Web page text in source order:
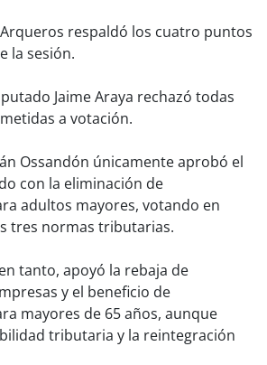
respaldó los cuatro puntos
la sesión.
Jaime Araya rechazó todas
a votación.
Ossandón únicamente aprobó el
con la eliminación de
adultos mayores, votando en
tres normas tributarias.
tanto, apoyó la rebaja de
y el beneficio de
mayores de 65 años, aunque
tributaria y la reintegración